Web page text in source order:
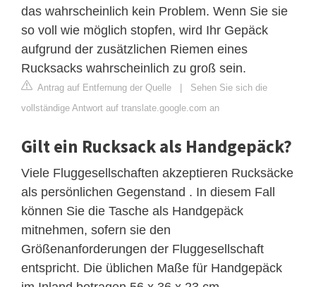
das wahrscheinlich kein Problem. Wenn Sie sie
so voll wie möglich stopfen, wird Ihr Gepäck
aufgrund der zusätzlichen Riemen eines
Rucksacks wahrscheinlich zu groß sein.
Antrag auf Entfernung der Quelle | Sehen Sie sich die
vollständige Antwort auf translate.google.com an
Gilt ein Rucksack als Handgepäck?
Viele Fluggesellschaften akzeptieren Rucksäcke
als persönlichen Gegenstand . In diesem Fall
können Sie die Tasche als Handgepäck
mitnehmen, sofern sie den
Größenanforderungen der Fluggesellschaft
entspricht. Die üblichen Maße für Handgepäck